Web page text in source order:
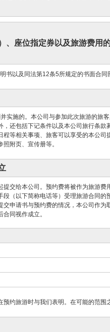
、座位指定券以及旅游费用
书以及同法第12条5所规定的书面合
实施的。本公司与参加此次旅游的旅
还包括下记条件以及本公司旅行条
等相关事项、旅客可以享受的本公
附页、宣传册等。
交给本公司。预约费将被作为旅游费
（以下简称电话等）受理旅游合同
申请书与预约费的情况，本公司作为
同视作成立。
约旅游时与我们表明。在可能的范围